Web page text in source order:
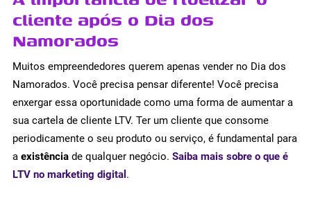
cliente após o Dia dos
Namorados
Muitos empreendedores querem apenas vender no Dia dos
Namorados. Você precisa pensar diferente! Você precisa
enxergar essa oportunidade como uma forma de aumentar a
sua cartela de cliente LTV. Ter um cliente que consome
periodicamente o seu produto ou serviço, é fundamental para
a existência de qualquer negócio. Saiba mais sobre o que é
LTV no marketing digital .